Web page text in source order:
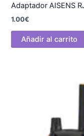
Adaptador AISENS
1.00€
Añadir al carrito